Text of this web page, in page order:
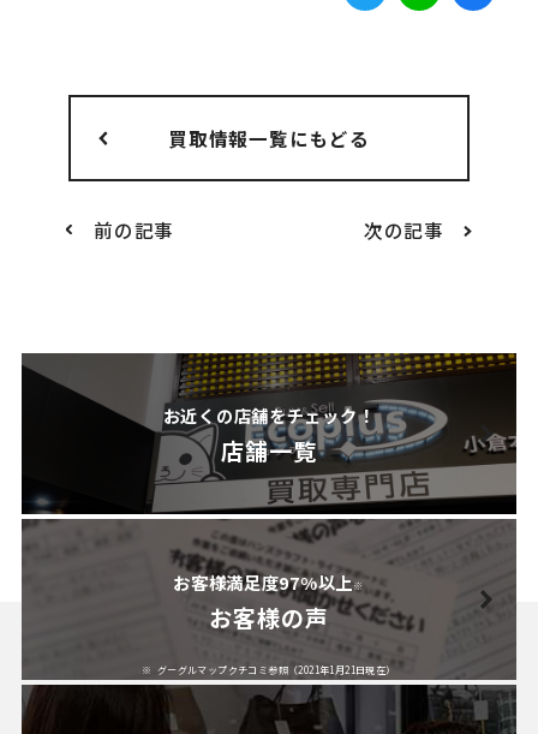
前の記事
買取情報一覧にもどる
次の記事
お近くの店舗をチェック！
店舗一覧
お客様満足度97%以上※
お客様の声
グーグルマップクチコミ参照（2021年1月21日現在）